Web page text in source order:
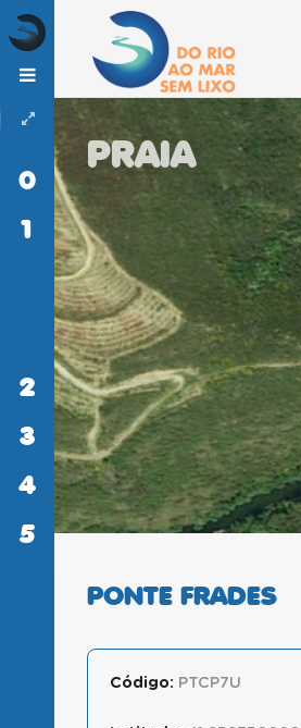
0 INÍCIO
1
DO
RIO
AO
MAR
SEM
LIXO
2 ATIVIDADES
3 MONITORIZAÇÃO
4 LITERACIA
5
SABER
PRAIA
PONTE FRADES
Código: PTCP7U